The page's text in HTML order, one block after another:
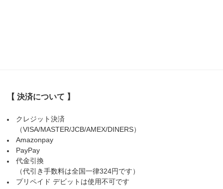
【 決済について 】
クレジット決済
（VISA/MASTER/JCB/AMEX/DINERS）
Amazonpay
PayPay
代金引換
（代引き手数料は全国一律324円です）
プリペイド デビットは使用不可です